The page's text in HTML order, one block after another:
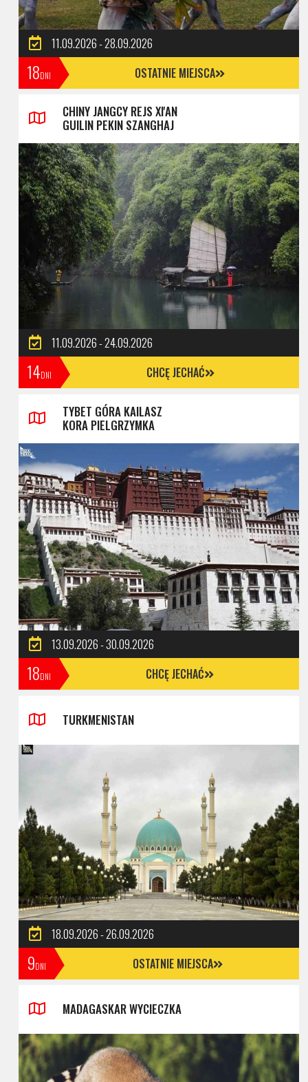
11.09.2026 - 28.09.2026
18DNI OSTATNIE MIEJSCA
CHINY JANGCY REJS XI'AN
GUILIN PEKIN SZANGHAJ
11.09.2026 - 24.09.2026
14DNI CHCĘ JECHAĆ
TYBET GÓRA KAILASZ
KORA PIELGRZYMKA
13.09.2026 - 30.09.2026
18DNI CHCĘ JECHAĆ
TURKMENISTAN
18.09.2026 - 26.09.2026
9DNI OSTATNIE MIEJSCA
MADAGASKAR WYCIECZKA